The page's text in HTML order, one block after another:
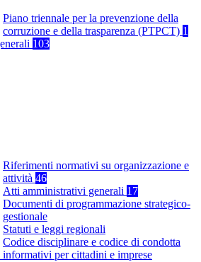
Piano triennale per la prevenzione della
corruzione e della trasparenza (PTPCT) 1
103
Riferimenti normativi su organizzazione e
attività 46
Atti amministrativi generali 17
Documenti di programmazione strategico-
gestionale
Statuti e leggi regionali
Codice disciplinare e codice di condotta
informativi per cittadini e imprese